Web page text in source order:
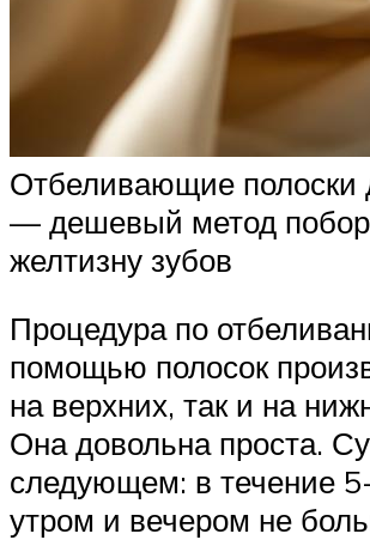
Отбеливающие полоски
— дешевый метод
желтизну зубов
Процедура по
помощью полосок
на верхних, так и на
Она довольна проста.
следующем: в течение
утром и вечером не